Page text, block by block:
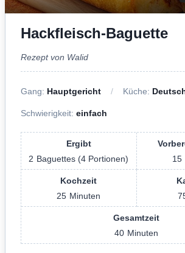
Hackfleisch-Baguette
Rezept von Walid
Gang: Hauptgericht Küche:
Schwierigkeit: einfach
Ergibt
2 Baguettes (4 Portionen)
15
Kochzeit
25 Minuten
Gesamtzeit
40 Minuten